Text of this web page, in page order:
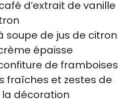
d’extrait de vanille
soupe de jus de citron
épaisse
de framboises
fraîches et zestes de
décoration